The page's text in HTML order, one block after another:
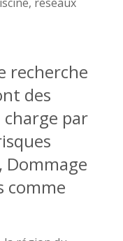
recherche
des
charge par
Dommage
comme